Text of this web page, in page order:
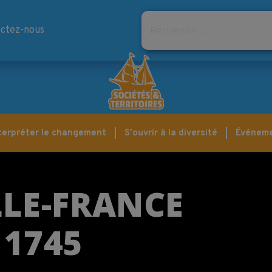
nous
Rechercher
le changement S'ouvrir à la diversité
FRANCE